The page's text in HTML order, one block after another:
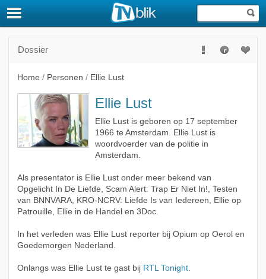
Dossier
Home / Personen / Ellie Lust
Ellie Lust
Ellie Lust is geboren op 17 september
1966 te Amsterdam. Ellie Lust is
woordvoerder van de politie in
Amsterdam.
Als presentator is Ellie Lust onder meer bekend van
Opgelicht In De Liefde, Scam Alert: Trap Er Niet In!, Testen
van BNNVARA, KRO-NCRV: Liefde Is van Iedereen, Ellie op
Patrouille, Ellie in de Handel en 3Doc.
In het verleden was Ellie Lust reporter bij Opium op Oerol en
Goedemorgen Nederland.
Onlangs was Ellie Lust te gast bij RTL Tonight.